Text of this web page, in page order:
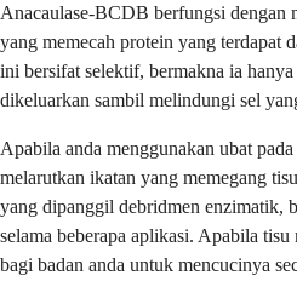
Anacaulase-BCDB berfungsi dengan
yang memecah protein yang terdapat
ini bersifat selektif, bermakna ia
dikeluarkan sambil melindungi sel
Apabila anda menggunakan ubat
melarutkan ikatan yang memegang
yang dipanggil debridmen enzimatik,
selama beberapa aplikasi. Apabila
bagi badan anda untuk mencucinya